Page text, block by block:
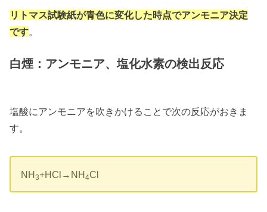
リトマス試験紙が青色に変化した時点でアンモニア決定
です。
白煙：アンモニア、塩化水素の検出反応
塩酸にアンモニアを吹きかけることで次の反応がおきま
す。
NH3+HCl→NH4Cl